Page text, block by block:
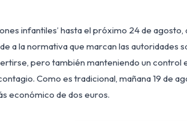
infantiles’ hasta el próximo 24 de agosto,
a la normativa que marcan las autoridades
pero también manteniendo un control
Como es tradicional, mañana 19 de
económico de dos euros.